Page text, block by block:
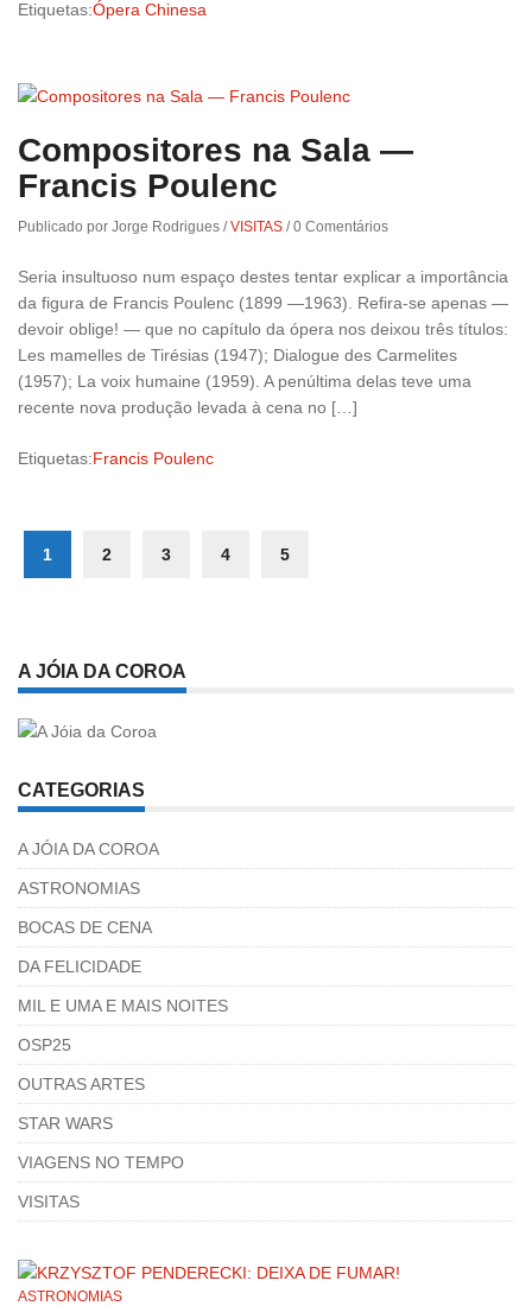
Etiquetas:Ópera Chinesa
Compositores na Sala —
Francis Poulenc
Publicado por Jorge Rodrigues /VISITAS /0 Comentários
Seria insultuoso num espaço destes tentar explicar a importância
da figura de Francis Poulenc (1899 —1963). Refira-se apenas —
devoir oblige! — que no capítulo da ópera nos deixou três títulos:
Les mamelles de Tirésias (1947); Dialogue des Carmelites
(1957); La voix humaine (1959). A penúltima delas teve uma
recente nova produção levada à cena no […]
Etiquetas:Francis Poulenc
1 2 3 4 5
A JÓIA DA COROA
CATEGORIAS
A JÓIA DA COROA
ASTRONOMIAS
BOCAS DE CENA
DA FELICIDADE
MIL E UMA E MAIS NOITES
OSP25
OUTRAS ARTES
STAR WARS
VIAGENS NO TEMPO
VISITAS
ASTRONOMIAS